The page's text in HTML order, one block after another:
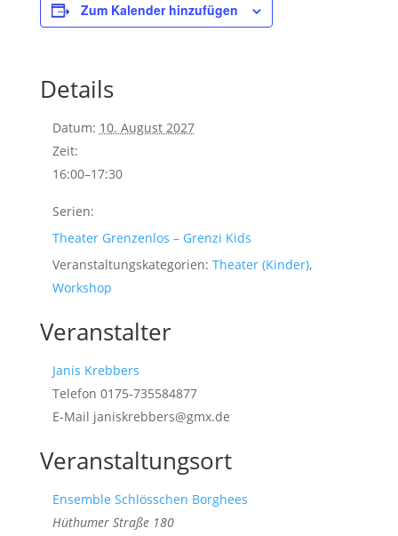
Zum Kalender hinzufügen
Details
Datum: 10. August 2027
Zeit:
16:00–17:30
Serien:
Theater Grenzenlos – Grenzi Kids
Veranstaltungskategorien: Theater (Kinder),
Workshop
Veranstaltungsort
Ensemble Schlösschen Borghees
Hüthumer Straße 180
Veranstalter
Janis Krebbers
Telefon 0175-735584877
E-Mail janiskrebbers@gmx.de